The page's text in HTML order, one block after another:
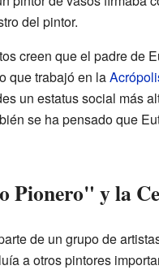
del pintor.
creen que el padre de
que trabajó en la
un estatus social más
se ha pensado que
Pionero" y la
de un grupo de
a otros pintores